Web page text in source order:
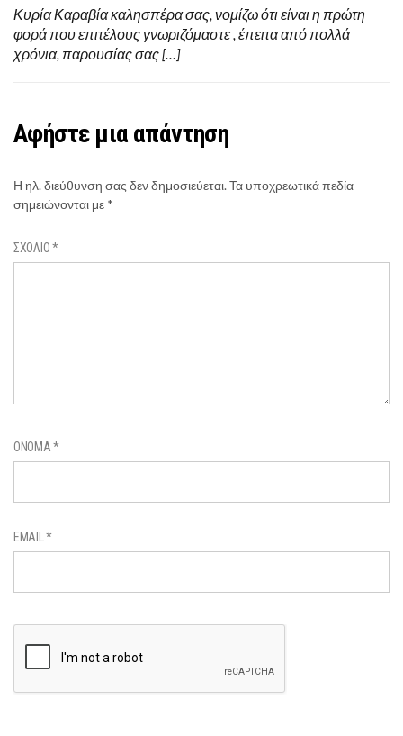
Κυρία Καραβία καλησπέρα σας, νομίζω ότι είναι η πρώτη
φορά που επιτέλους γνωριζόμαστε , έπειτα από πολλά
χρόνια, παρουσίας σας […]
Αφήστε μια απάντηση
Η ηλ. διεύθυνση σας δεν δημοσιεύεται.Τα υποχρεωτικά πεδία
σημειώνονται με *
ΣΧΌΛΙΟ*
ΌΝΟΜΑ*
EMAIL*